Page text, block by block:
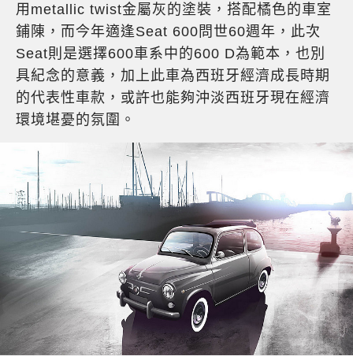
用metallic twist金屬灰的塗裝，搭配橘色的車室
鋪陳，而今年適逢Seat 600問世60週年，此次
Seat則是選擇600車系中的600 D為範本，也別
具紀念的意義，加上此車為西班牙經濟成長時期
的代表性車款，或許也能夠沖淡西班牙現在經濟
環境堪憂的氛圍。